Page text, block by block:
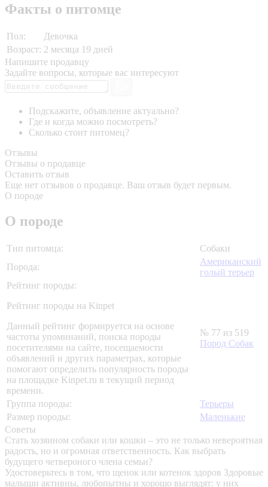
Факты о питомце
Пол:
Девочка
Возраст: 2 месяца 19 дней
Напишите продавцу
Задайте вопросы, которые вас интересуют
Подскажите, объявление актуально?
Где и когда можно посмотреть?
Сколько стоит питомец?
Отзывы
Отзывы о продавце
Оставить отзыв
Еще нет отзывов о продавце. Ваш отзыв будет первым.
О породе
О породе
Тип питомца:
Собаки
Порода:
Американский
голый терьер
Рейтинг породы:
Рейтинг породы на Kinpet
Данный рейтинг формируется на основе
частоты упоминаний, поиска породы
посетителями на сайте, посещаемости
объявлений и других параметрах, которые
помогают определить популярность породы
на площадке Kinpet.ru в текущий период
времени.
№ 77 из 519
Пород Собак
Группа породы:
Терьеры
Размер породы:
Маленькие
Советы
Стать хозяином собаки или кошки – это не только невероятная
радость, но и огромная ответственность. Как выбрать
будущего четвероного члена семьи?
Удостоверьтесь в том, что щенок или котенок здоров Здоровые
малыши активны, любопытны и хорошо выглядят: у них